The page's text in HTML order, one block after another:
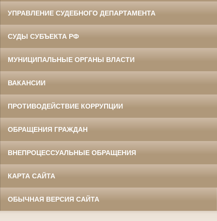
УПРАВЛЕНИЕ СУДЕБНОГО ДЕПАРТАМЕНТА
СУДЫ СУБЪЕКТА РФ
МУНИЦИПАЛЬНЫЕ ОРГАНЫ ВЛАСТИ
ВАКАНСИИ
ПРОТИВОДЕЙСТВИЕ КОРРУПЦИИ
ОБРАЩЕНИЯ ГРАЖДАН
ВНЕПРОЦЕССУАЛЬНЫЕ ОБРАЩЕНИЯ
КАРТА САЙТА
ОБЫЧНАЯ ВЕРСИЯ САЙТА